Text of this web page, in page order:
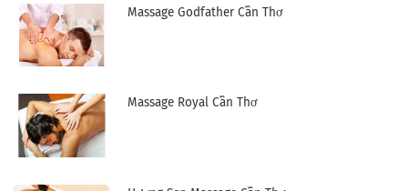
Massage Godfather Cần Thơ
Massage Royal Cần Thơ